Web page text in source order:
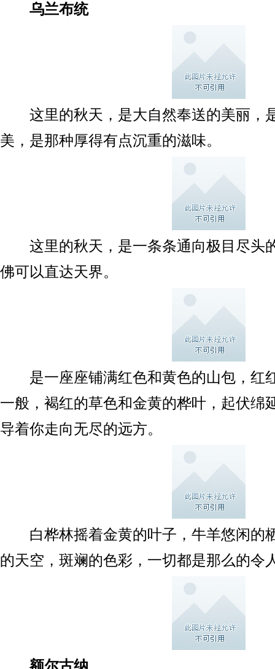
乌兰布统
这里的秋天，是大自然奉送的美丽，
美，是那种厚得有点沉重的滋味。
这里的秋天，是一条条通向极目尽头
佛可以直达天界。
是一座座铺满红色和黄色的山包，红
一般，褐红的草色和金黄的桦叶，起伏绵
导着你走向无尽的远方。
白桦林摇着金黄的叶子，牛羊悠闲的
的天空，斑斓的色彩，一切都是那么的令